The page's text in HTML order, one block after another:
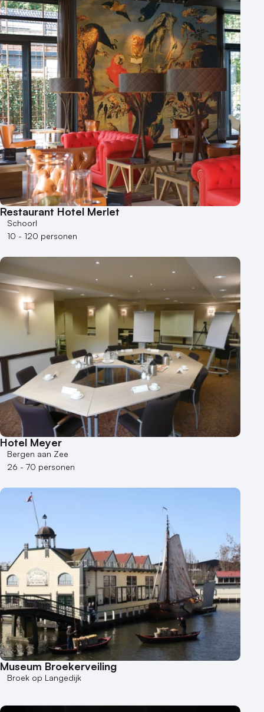
Restaurant Hotel Merlet
Schoorl
10 - 120 personen
Hotel Meyer
Bergen aan Zee
26 - 70 personen
Museum Broekerveiling
Broek op Langedijk